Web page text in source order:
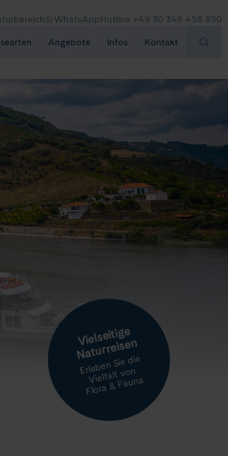
WhatsAppHotline +49 30 346 456 950
Angebote Infos Kontakt
Vielseitige
Naturreisen
Erleben Sie die
Vielfalt von
Flora & Fauna